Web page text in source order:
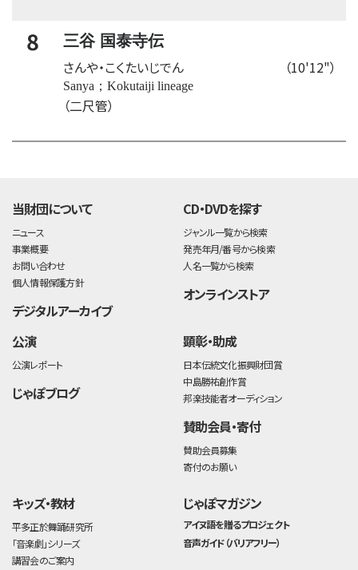
8 三谷 国泰寺伝
（10'12"）
さんや・こくたいじでん
Sanya；Kokutaiji lineage
（二尺管）
当財団について
ニュース
事業概要
お問い合わせ
個人情報保護方針
デジタルアーカイブ
CD・DVDを探す
ジャンル一覧から検索
発売年月/番号から検索
人名一覧から検索
オンラインストア
公演
公演レポート
じゃぽブログ
顕彰・助成
日本伝統文化振興財団賞
中島勝祐創作賞
邦楽技能者オーディション
賛助会員・寄付
賛助会員募集
寄付のお願い
キッズ・教材
平多正於舞踊研究所
「音楽劇」シリーズ
講習会のご案内
じゃぽマガジン
アイヌ語を贈るプロジェクト
音声ガイド（バリアフリー）